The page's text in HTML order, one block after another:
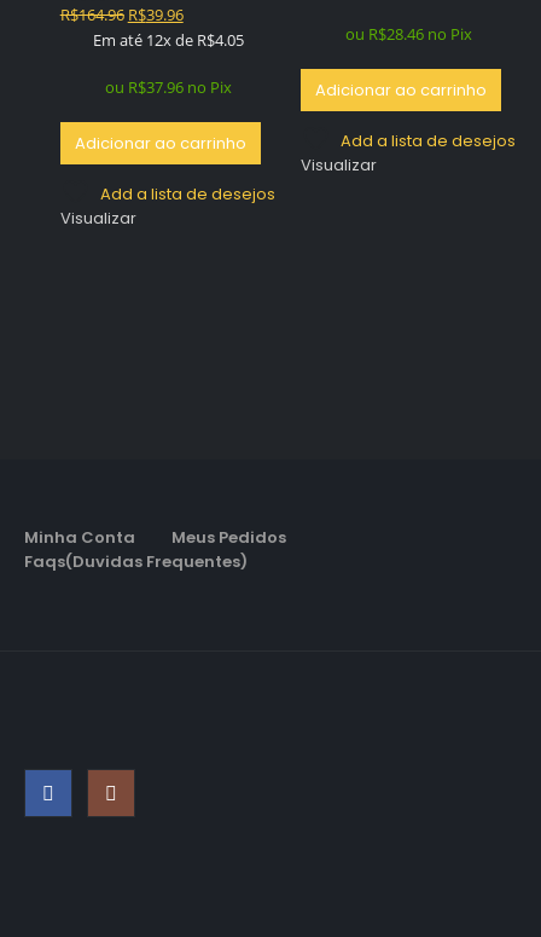
0out of 5
R$164.96 O
preço
era:
R$39.96O
preço
é:
Em até 12x de R$4.05
ou R$37.96 no Pix
Adicionar ao carrinho
Add a lista de desejos
Visualizar
era:
é:
ou R$28.46 no Pix
Adicionar ao carrinho
Add a lista de desejos
Visualizar
Minha Conta
Meus Pedidos
Faqs(Duvidas Frequentes)